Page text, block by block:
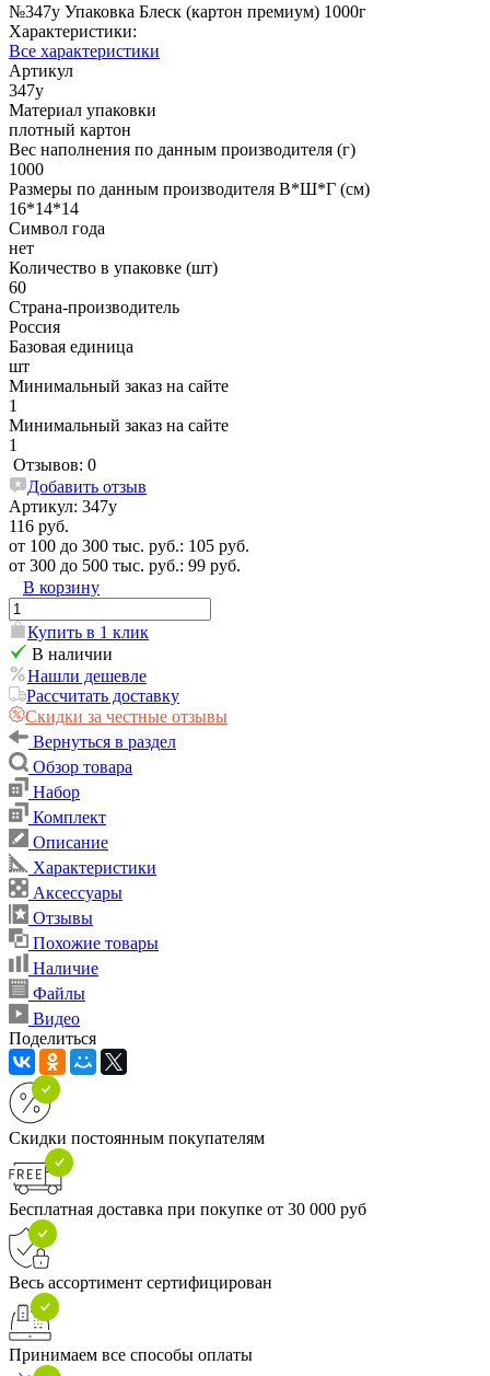
№347у Упаковка Блеск (картон премиум) 1000г
Характеристики:
Все характеристики
Артикул
347у
Материал упаковки
плотный картон
Вес наполнения по данным производителя (г)
1000
Размеры по данным производителя В*Ш*Г (см)
16*14*14
Символ года
нет
Количество в упаковке (шт)
60
Страна-производитель
Россия
Базовая единица
шт
Минимальный заказ на сайте
1
Минимальный заказ на сайте
1
Отзывов: 0
Добавить отзыв
Артикул: 347у
116 руб.
от 100 до 300 тыс. руб.: 105 руб.
от 300 до 500 тыс. руб.: 99 руб.
В корзину
Купить в 1 клик
В наличии
Нашли дешевле
Рассчитать доставку
Скидки за честные отзывы
Вернуться в раздел
Обзор товара
Набор
Комплект
Описание
Характеристики
Аксессуары
Отзывы
Похожие товары
Наличие
Файлы
Видео
Поделиться
Скидки постоянным покупателям
Бесплатная доставка при покупке от 30 000 руб
Весь ассортимент сертифицирован
Принимаем все способы оплаты